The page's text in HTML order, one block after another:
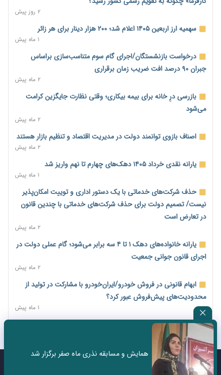
نماینده مجلس: توسعه مرزهای زمینی به راهبرد تأمین کالاهای
خانه کارگر قزوین: شکاف دستمزد و هزینه معیشت هر روز عمیق‌تر
می‌شود
رئیس سازمان امور مالیاتی: بلاگرهای پردرآمد مشمول پرداخت
مالیات هستند
پیش‌بینی افزایش تولید برنج؛ نیاز وارداتی کشور به ۵۰۰ هزار تن
کاهش می‌یابد
۲ روز پیش
اختیارات جدید گمرکات برای تمدید ورود موقت کالا و خودرو تا
پایان شهریور ابلاغ شد
۲ روز پیش
فهرست کالاهای فولادی و فلزات مشمول بازگشت ۱۰۰ درصد ارز
صادراتی ابلاغ شد
۲ روز پیش
مرحله سیزدهم کالابرگ در سایه تورم؛ قدرت خرید یارانه یک‌میلیونی
بیش از پیش آب رفت
۲ روز پیش
۱۴ مرداد؛ اولین «روز ملی کارفرما» در تقویم رسمی ایران/«روز ملی
کارفرما» چگونه به تقویم رسمی کشور رسید؟
سکه در یک قدمی ۱۸۵ میلیون تومان
۲ روز پیش
سهمیه ارز اربعین ۱۴۰۵ اعلام شد؛ ۲۰۰ هزار دینار برای هر زائر
۱ ماه پیش
درخواست بازنشستگان/اجرای گام سوم متناسب‌سازی براساس
جبران ۹۰ درصد افت ضریب زمان برقراری
۲ ماه پیش
بازرسی درِ خانه برای بیمه بیکاری؛ وقتی نظارت جایگزین کرامت
می‌شود
۲ ماه پیش
اصناف بازوی توانمند دولت در مدیریت اقتصاد و تنظیم بازار هستند
۲ ماه پیش
یارانه نقدی خرداد ۱۴۰۵ دهک‌های چهارم تا نهم واریز شد
۱ ماه پیش
حذف شرکت‌های خدماتی با یک دستور اداری و توییت امکان‌پذیر
نیست/ تصمیم دولت برای حذف شرکت‌های خدماتی با چندین قانون
در تعارض است
۲ ماه پیش
یارانه خانواده‌های دهک ۱ تا ۴ سه برابر می‌شود؛ گام عملی دولت در
اجرای قانون جوانی جمعیت
۲ ماه پیش
ابهام قانونی در فروش خودرو/ایران‌خودرو با مشارکت در تولید از
محدودیت‌های پیش‌فروش عبور کرد؟
۱ ماه پیش
ثبت نادرست عنوان شغلی، کارگر و کارفرما را با جریمه و شکایت
روبه‌رو می‌کند
سه نماد جدید اخزا در فرابورس پذیرش شد
همایش و مسابقه نذری ماه صفر برگزار شد